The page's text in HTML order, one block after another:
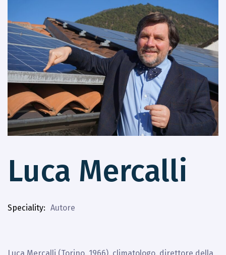
Luca Mercalli
Speciality Autore
Luca Mercalli (Torino, 1966), climatologo, direttore della